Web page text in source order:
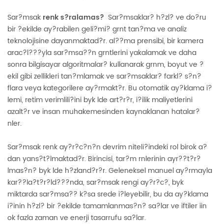
Sar?msak renk s?ralamas? Sar?msaklar? h?zl? ve do?ru
bir ?ekilde ay?rabilen geli?mi? grnt tan?ma ve analiz
teknolojisine dayanmaktad?r. al??ma prensibi, bir kamera
arac?l???yla sar?msa??n grntlerini yakalamak ve daha
sonra bilgisayar algoritmalar? kullanarak grnm, boyut ve ?
ekil gibi zellikleri tan?mlamak ve sar?msaklar? farkl? s?n?
flara veya kategorilere ay?rmakt?r. Bu otomatik ay?klama i?
lemi, retim verimlili?ini byk lde art?r?r, i?ilik maliyetlerini
azalt?r ve insan muhakemesinden kaynaklanan hatalar?
nler.
Sar?msak renk ay?r?c?n?n devrim niteli?indeki rol birok a?
dan yans?t?lmaktad?r. Birincisi, tar?m rnlerinin ayr??t?r?
lmas?n? byk lde h?zland?r?r. Geleneksel manuel ay?rmayla
kar??la?t?r?ld???nda, sar?msak rengi ay?r?c?, byk
miktarda sar?msa?? k?sa srede i?leyebilir, bu da ay?klama
i?inin h?zl? bir ?ekilde tamamlanmas?n? sa?lar ve iftiler iin
ok fazla zaman ve enerji tasarrufu sa?lar.